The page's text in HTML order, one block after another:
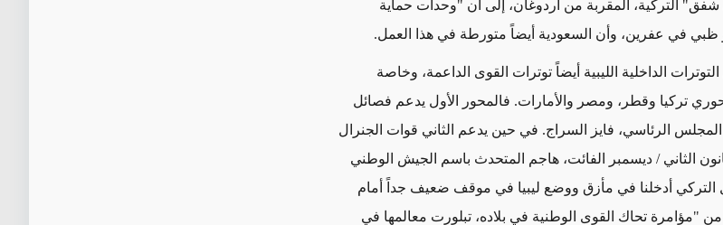
التركية، المقربة من أردوغان، إلى أن "وحدات حماية
ظبي في عفرين، وأن السعودية أيضاً متورطة في هذا العمل.
الداخلية الليبية أيضاً توترات القوى الداعمة، وخاصة
تركيا وقطر، ومصر والأمارات. فالمحور الأول يدعم فصائل
الرئاسي، فايز السراج. في حين يدعم الثاني قوات الجنرال
الثاني / ديسمبر الفائت، هاجم المتحدث باسم الجيش الوطني
التركي أدخلنا في مأزق ووضع ليبيا في موقف ضعيف جداً أمام
من "مؤامرة تحاك القوى الوطنية في بلاده، تبلورت معالمها في